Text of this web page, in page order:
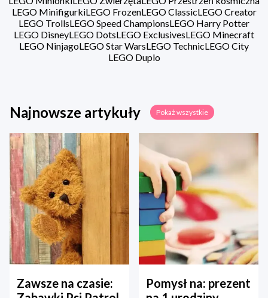
LEGO MinifigurkiLEGO FrozenLEGO ClassicLEGO Creator
LEGO TrollsLEGO Speed ChampionsLEGO Harry Potter
LEGO DisneyLEGO DotsLEGO ExclusivesLEGO Minecraft
LEGO NinjagoLEGO Star WarsLEGO TechnicLEGO City
LEGO Duplo
Najnowsze artykuły Pokaż wszystkie
Zawsze na czasie:
Pomysł na: prezent